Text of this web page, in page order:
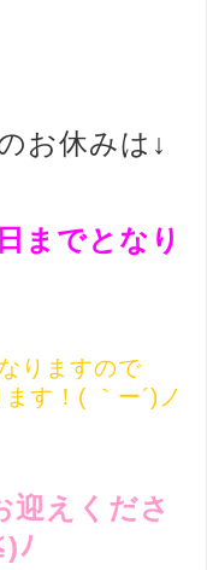
お休みは↓
までとなり
りますので
す！( ｀ー´)ノ
迎えくださ
ﾉ